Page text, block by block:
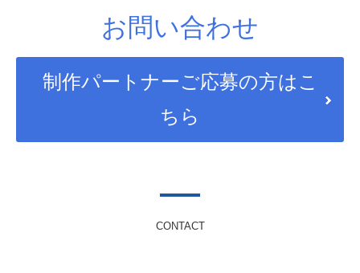
お問い合わせ
制作パートナーご応募の方はこ
ちら
CONTACT